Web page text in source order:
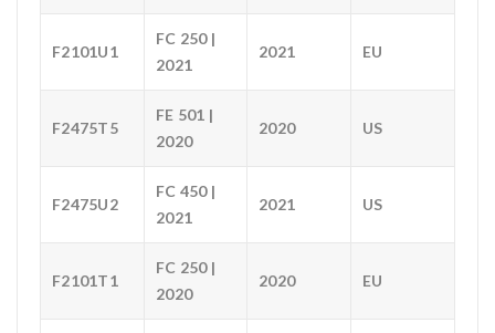
F2101U1
FC 250 |
2021
2021 EU
F2475T5
FE 501 |
2020
2020 US
F2475U2
FC 450 |
2021
2021 US
F2101T1
FC 250 |
2020
2020 EU